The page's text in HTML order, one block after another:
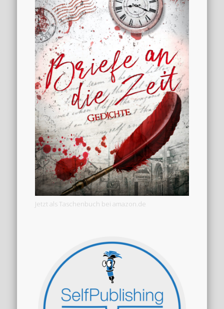
Jetzt als Taschenbuch bei amazon.de